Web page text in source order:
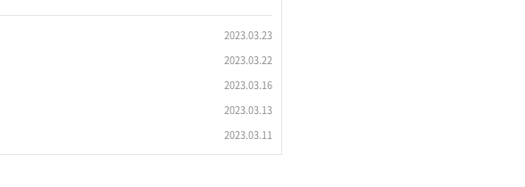
2023.03.23
2023.03.22
2023.03.16
2023.03.13
2023.03.11